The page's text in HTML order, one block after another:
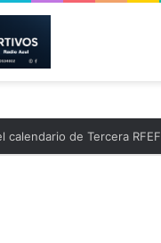
calendario de Tercera RFEF